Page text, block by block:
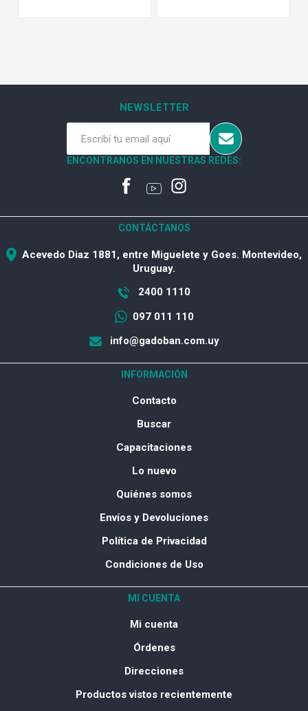
NEWSLETTER
ENCONTRANOS EN NUESTRAS REDES:
CONTÁCTANOS
Acevedo Diaz 1881, entre Miguelete y Goes. Montevideo,
Uruguay.
2400 1110
097 011 110
info@gadoban.com.uy
INFORMACIÓN
Contacto
Buscar
Capacitaciones
Lo nuevo
Quiénes somos
Envíos y Devoluciones
Política de Privacidad
Condiciones de Uso
MI CUENTA
Mi cuenta
Órdenes
Direcciones
Productos vistos recientemente